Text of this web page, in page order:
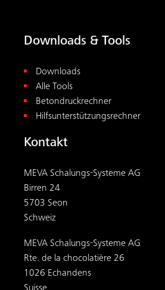
Downloads & Tools
Downloads
Alle Tools
Betondruckrechner
Hilfsunterstützungsrechner
Kontakt
MEVA Schalungs-Systeme AG
Birren 24
5703 Seon
Schweiz
MEVA Schalungs-Systeme AG
Rte. de la chocolatière 26
1026 Echandens